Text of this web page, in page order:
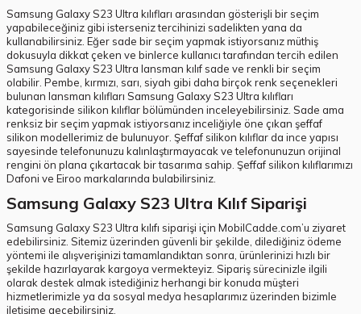
Samsung Galaxy S23 Ultra kılıfları arasından gösterişli bir seçim
yapabileceğiniz gibi isterseniz tercihinizi sadelikten yana da
kullanabilirsiniz. Eğer sade bir seçim yapmak istiyorsanız müthiş
dokusuyla dikkat çeken ve binlerce kullanıcı tarafından tercih edilen
Samsung Galaxy S23 Ultra lansman kılıf sade ve renkli bir seçim
olabilir. Pembe, kırmızı, sarı, siyah gibi daha birçok renk seçenekleri
bulunan lansman kılıfları Samsung Galaxy S23 Ultra kılıfları
kategorisinde silikon kılıflar bölümünden inceleyebilirsiniz. Sade ama
renksiz bir seçim yapmak istiyorsanız inceliğiyle öne çıkan şeffaf
silikon modellerimiz de bulunuyor. Şeffaf silikon kılıflar da ince yapısı
sayesinde telefonunuzu kalınlaştırmayacak ve telefonunuzun orijinal
rengini ön plana çıkartacak bir tasarıma sahip. Şeffaf silikon kılıflarımızı
Dafoni ve Eiroo markalarında bulabilirsiniz.
Samsung Galaxy S23 Ultra Kılıf Siparişi
Samsung Galaxy S23 Ultra kılıfı siparişi için MobilCadde.com’u ziyaret
edebilirsiniz. Sitemiz üzerinden güvenli bir şekilde, dilediğiniz ödeme
yöntemi ile alışverişinizi tamamlandıktan sonra, ürünlerinizi hızlı bir
şekilde hazırlayarak kargoya vermekteyiz. Sipariş sürecinizle ilgili
olarak destek almak istediğiniz herhangi bir konuda müşteri
hizmetlerimizle ya da sosyal medya hesaplarımız üzerinden bizimle
iletişime geçebilirsiniz.